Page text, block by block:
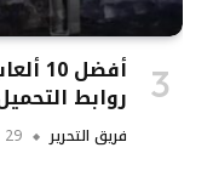
روابط
فريق التحرير 29 يوليو, 2024